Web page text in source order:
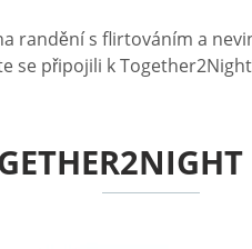
randění s flirtováním a
připojili k